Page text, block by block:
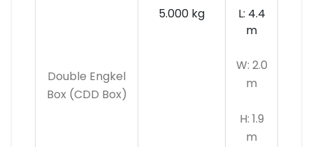
Double Engkel
Box (CDD Box)
5.000 kg
L: 4.4
m
W: 2.0
m
H: 1.9
m